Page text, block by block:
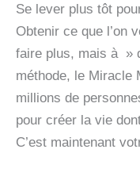
Se lever plus tôt
Obtenir ce que l’on
faire plus, mais à »
méthode, le Miracle
millions de
pour créer la vie
C’est maintenant